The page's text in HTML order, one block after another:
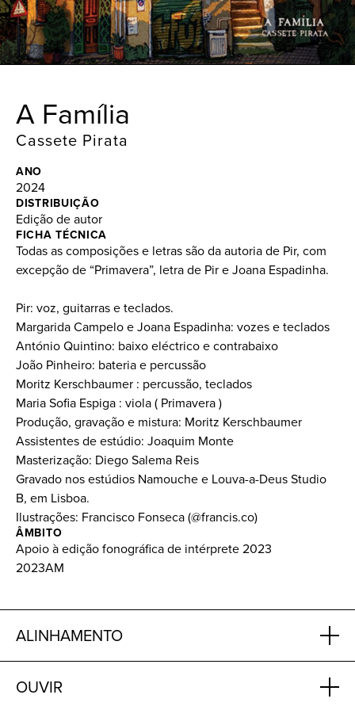
A Família
Cassete Pirata
ANO
2024
DISTRIBUIÇÃO
Edição de autor
FICHA TÉCNICA
Todas as composições e letras são da autoria de Pir, com
excepção de “Primavera”, letra de Pir e Joana Espadinha.
Pir: voz, guitarras e teclados.
Margarida Campelo e Joana Espadinha: vozes e teclados
António Quintino: baixo eléctrico e contrabaixo
João Pinheiro: bateria e percussão
Moritz Kerschbaumer : percussão, teclados
Maria Sofia Espiga : viola ( Primavera )
Produção, gravação e mistura: Moritz Kerschbaumer
Assistentes de estúdio: Joaquim Monte
Masterização: Diego Salema Reis
Gravado nos estúdios Namouche e Louva-a-Deus Studio
B, em Lisboa.
Ilustrações: Francisco Fonseca (@francis.co)
ÂMBITO
Apoio à edição fonográfica de intérprete 2023
2023AM
ALINHAMENTO
OUVIR